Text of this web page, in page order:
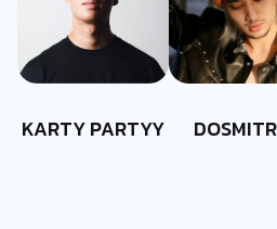
KARTY PARTYY